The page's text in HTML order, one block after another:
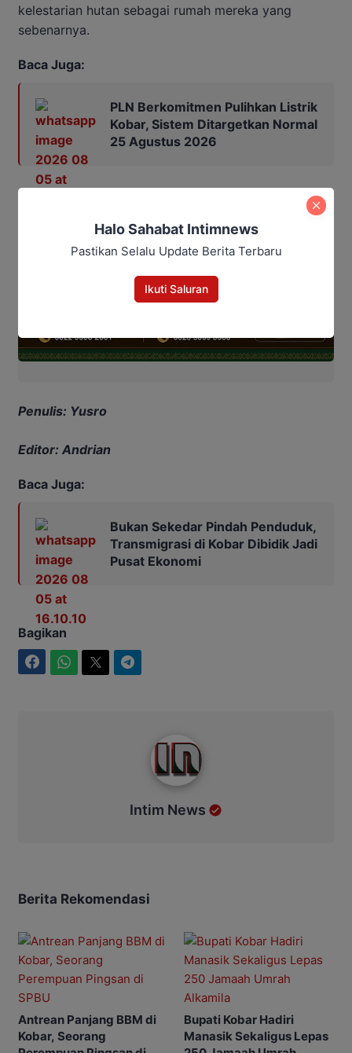
kelestarian hutan sebagai rumah mereka yang
sebenarnya.
Baca Juga:
PLN Berkomitmen Pulihkan Listrik
Kobar, Sistem Ditargetkan Normal
25 Agustus 2026
Penulis: Yusro
Editor: Andrian
Baca Juga:
Bukan Sekedar Pindah Penduduk,
Transmigrasi di Kobar Dibidik Jadi
Pusat Ekonomi
Bagikan
Intim News
Berita Rekomendasi
Antrean Panjang BBM di
Kobar, Seorang
Bupati Kobar Hadiri
Manasik Sekaligus Lepas
Halo Sahabat Intimnews
Pastikan Selalu Update Berita Terbaru
Ikuti Saluran